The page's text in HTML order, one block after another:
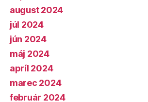
august 2024
júl 2024
jún 2024
máj 2024
apríl 2024
marec 2024
február 2024